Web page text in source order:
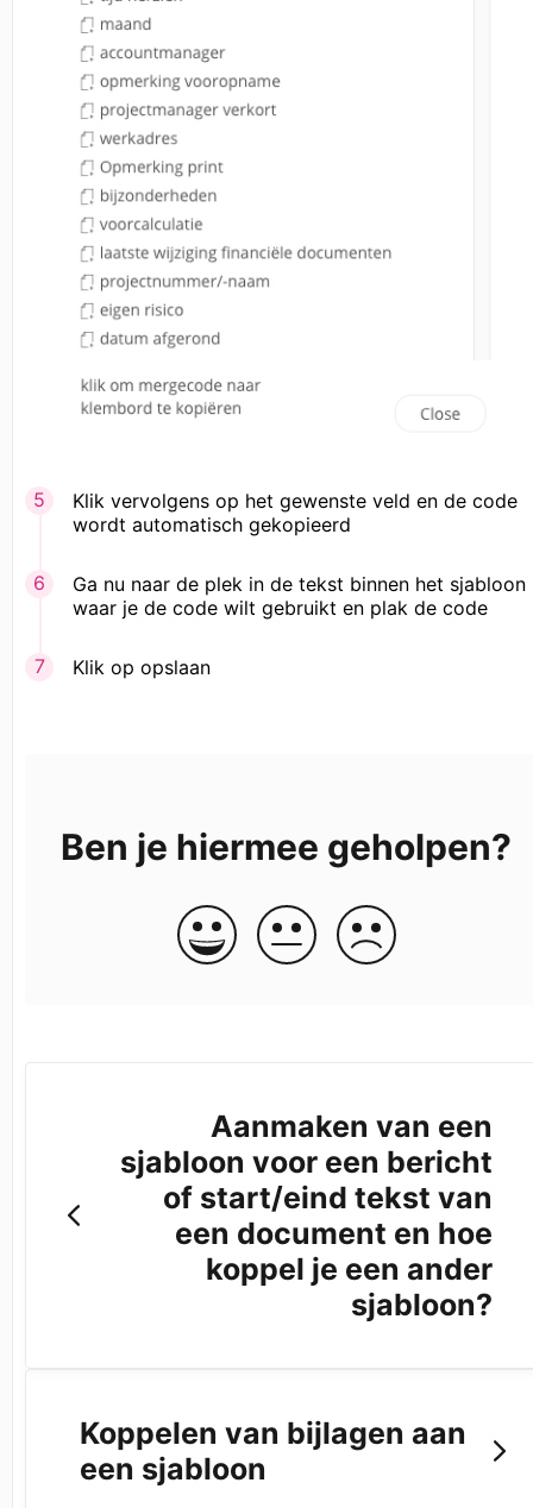
Klik vervolgens op het gewenste veld en de code
wordt automatisch gekopieerd
Ga nu naar de plek in de tekst binnen het sjabloon
waar je de code wilt gebruikt en plak de code
Klik op opslaan
Ben je hiermee geholpen?
Aanmaken van een
sjabloon voor een bericht
of start/eind tekst van
een document en hoe
koppel je een ander
sjabloon?
Koppelen van bijlagen aan
een sjabloon